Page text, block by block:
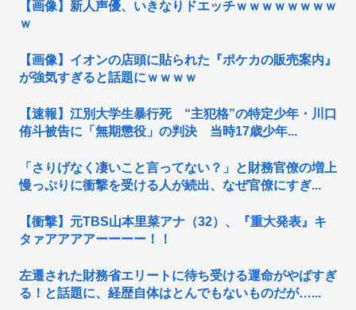
【画像】新人声優、いきなりドエッチｗｗｗｗｗｗｗｗ
ｗ
【画像】イオンの店頭に貼られた『ポケカの販売案内』
が強気すぎると話題にｗｗｗｗ
【速報】江別大学生暴行死 “主犯格”の特定少年・川口
侑斗被告に「無期懲役」の判決 当時17歳少年...
「さりげなく凄いこと言ってない？」と財務官僚の増上
慢っぷりに衝撃を受ける人が続出、なぜ官僚にすぎ...
【衝撃】元TBS山本里菜アナ（32）、『重大発表』キ
タァアアアアーーーー！！
左遷された財務省エリートに待ち受ける運命がやばすぎ
る！と話題に、経歴自体はとんでもないものだが…...